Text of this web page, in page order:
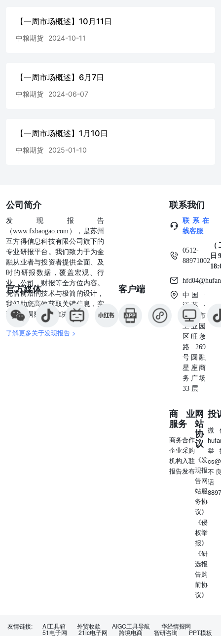
【一周市场概述】10月11日
中粮期货 2024-10-11
【一周市场概述】6月7日
中粮期货 2024-06-07
【一周市场概述】1月10日
中粮期货 2025-01-10
公司简介
发现报告
（www.fxbaogao.com），是苏州
互方得信息科技有限公司旗下的
专业研报平台。我们致力于为金
融从业者与投资者提供全面、及
时的研报数据，覆盖宏观、行
业、公司、财报等全方位内容。
凭借前沿的技术与极简的设计，
我们助您高效获取关键信息，实
现深度洞察与精准决策。
了解更多关于发现报告 >
官方媒体 客户端
联系我们
联系在
线客服
0512-
88971002
日
中国 ·
江苏 ·
苏州市
工业园
区旺墩
路269
号圆融
星座商
务广场
33 层
商业
服务
商务合作
企业采购
机构入驻
报告发布
网
站
协
议
《发
现报
告网
站服
务协
议》
《侵
权举
报》
《研
选报
告购
前协
议》
投
微
举
不
友情链接: AI工具箱 外贸收款 AIGC工具导航 华经情报网
51电子网 21ic电子网 跨境电商 智研咨询 PPT模板